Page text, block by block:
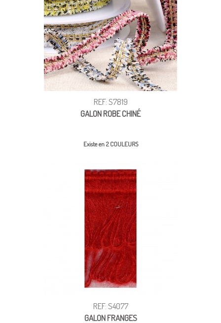
REF: S7819
GALON ROBE CHINÉ
Existe en 2 COULEURS
REF: S4077
GALON FRANGES